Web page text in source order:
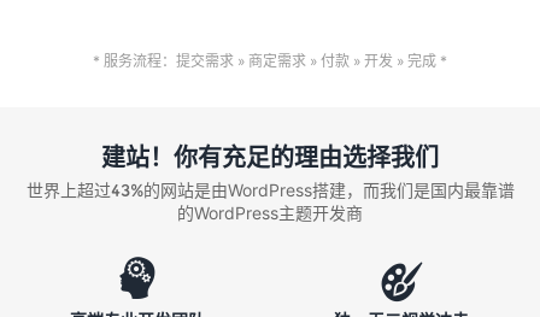
* 服务流程：提交需求 » 商定需求 » 付款 » 开发 » 完成 *
建站！你有充足的理由选择我们
世界上超过43%的网站是由WordPress搭建，而我们是国内最靠谱
的WordPress主题开发商
 